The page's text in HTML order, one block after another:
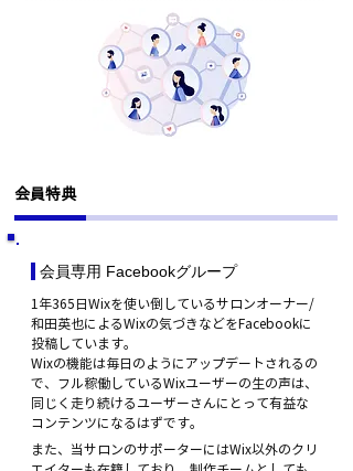
会員特典
会員専用 Facebookグループ
1年365日Wixを使い倒しているサロンオーナー/
和田英也によるWixの気づきなどをFacebookに
投稿しています。
Wixの機能は毎日のようにアップデートされるの
で、フル稼働しているWixユーザーの生の声は、
同じく走り続けるユーザーさんにとって有益な
コンテンツになるはずです。
また、当サロンのサポーターにはWix以外のクリ